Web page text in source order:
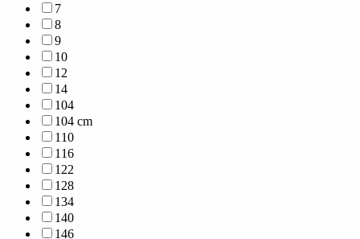
7
8
9
10
12
14
104
104 cm
110
116
122
128
134
140
146